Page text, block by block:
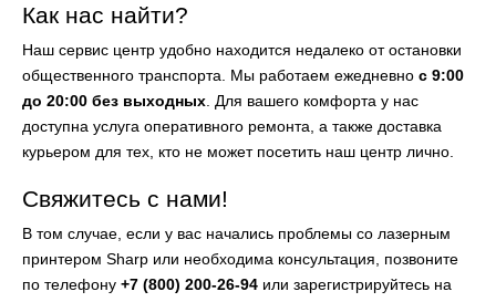
Как нас найти?
Наш сервис центр удобно находится недалеко от остановки
общественного транспорта. Мы работаем ежедневно с 9:00
до 20:00 без выходных . Для вашего комфорта у нас
доступна услуга оперативного ремонта, а также доставка
курьером для тех, кто не может посетить наш центр лично.
Свяжитесь с нами!
В том случае, если у вас начались проблемы со лазерным
принтером Sharp или необходима консультация, позвоните
по телефону +7 (800) 200-26-94 или зарегистрируйтесь на